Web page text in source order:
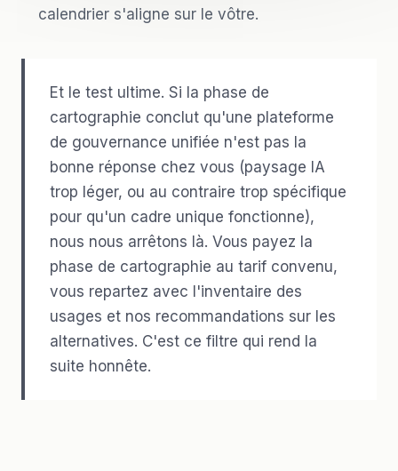
calendrier s'aligne sur le vôtre.
Et le test ultime. Si la phase de
cartographie conclut qu'une plateforme
de gouvernance unifiée n'est pas la
bonne réponse chez vous (paysage IA
trop léger, ou au contraire trop spécifique
pour qu'un cadre unique fonctionne),
nous nous arrêtons là. Vous payez la
phase de cartographie au tarif convenu,
vous repartez avec l'inventaire des
usages et nos recommandations sur les
alternatives. C'est ce filtre qui rend la
suite honnête.